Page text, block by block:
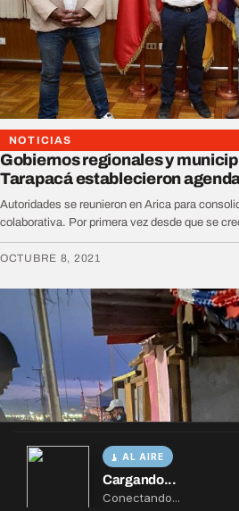
AL AIRE
Cargando...
Conectando...